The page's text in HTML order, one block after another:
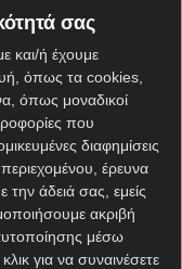
σας
και/ή έχουμε
όπως τα cookies,
όπως μοναδικοί
που
διαφημίσεις
έρευνα
την άδειά σας, εμείς
ακριβή
μέσω
για να συναινέσετε
του θησαυρού
για να δώσει
η στιγμή σου
από τη
σε κάθε νέο
Στοίχημα είτε να
είναι